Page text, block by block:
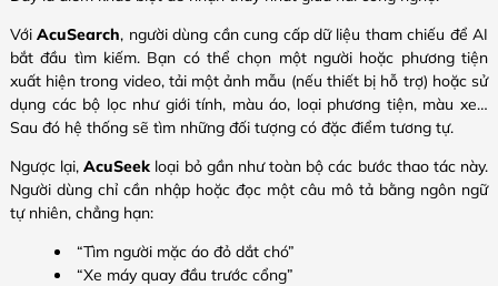
VớiAcuSearch, người dùng cần cung cấp dữ liệu tham chiếu để AI
bắt đầu tìm kiếm. Bạn có thể chọn một người hoặc phương tiện
xuất hiện trong video, tải một ảnh mẫu (nếu thiết bị hỗ trợ) hoặc sử
dụng các bộ lọc như giới tính, màu áo, loại phương tiện, màu xe…
Sau đó hệ thống sẽ tìm những đối tượng có đặc điểm tương tự.
Ngược lại,AcuSeek loại bỏ gần như toàn bộ các bước thao tác này.
Người dùng chỉ cần nhập hoặc đọc một câu mô tả bằng ngôn ngữ
tự nhiên, chẳng hạn:
“Tìm người mặc áo đỏ dắt chó”
“Xe máy quay đầu trước cổng”